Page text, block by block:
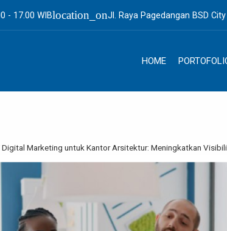
- 17.00 WIBlocation_onJl. Raya Pagedangan BSD
HOME
Marketing untuk Kantor Arsitektur: Meningkatkan